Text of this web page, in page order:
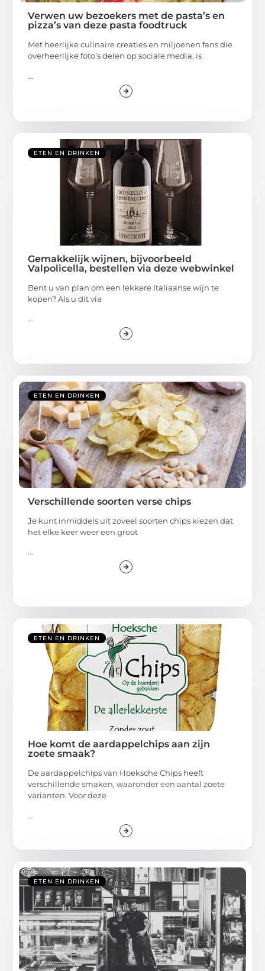
Verwen uw bezoekers met de pasta’s en
pizza’s van deze pasta foodtruck
Met heerlijke culinaire creaties en miljoenen fans die
overheerlijke foto’s delen op sociale media, is
...
ETEN EN DRINKEN
Gemakkelijk wijnen, bijvoorbeeld
Valpolicella, bestellen via deze webwinkel
Bent u van plan om een lekkere Italiaanse wijn te
kopen? Als u dit via
...
ETEN EN DRINKEN
Verschillende soorten verse chips
Je kunt inmiddels uit zoveel soorten chips kiezen dat
het elke keer weer een groot
...
ETEN EN DRINKEN
Hoe komt de aardappelchips aan zijn
zoete smaak?
De aardappelchips van Hoeksche Chips heeft
verschillende smaken, waaronder een aantal zoete
varianten. Voor deze
...
ETEN EN DRINKEN